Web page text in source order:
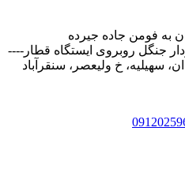
به فومن جاده جیرده
جنگل روبروی ایستگاه قطار----